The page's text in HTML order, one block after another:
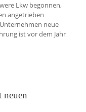
Lkw begonnen,
angetrieben
neue
ist vor dem Jahr
neuen